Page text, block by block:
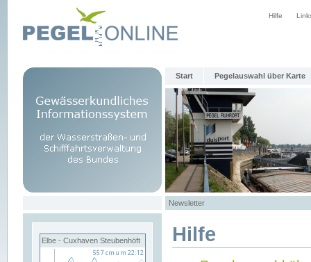
Hilfe
Start Pegelauswahl über Karte
Newsletter
Elbe - Cuxhaven Steubenhöft Hilfe